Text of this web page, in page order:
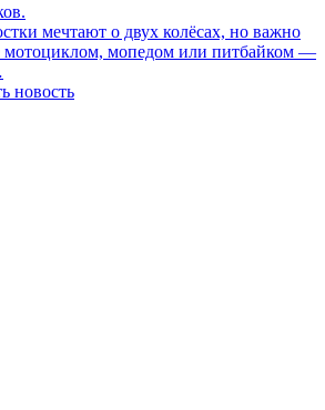
мечтают о двух колёсах, но важно
мотоциклом, мопедом или питбайком —
новость